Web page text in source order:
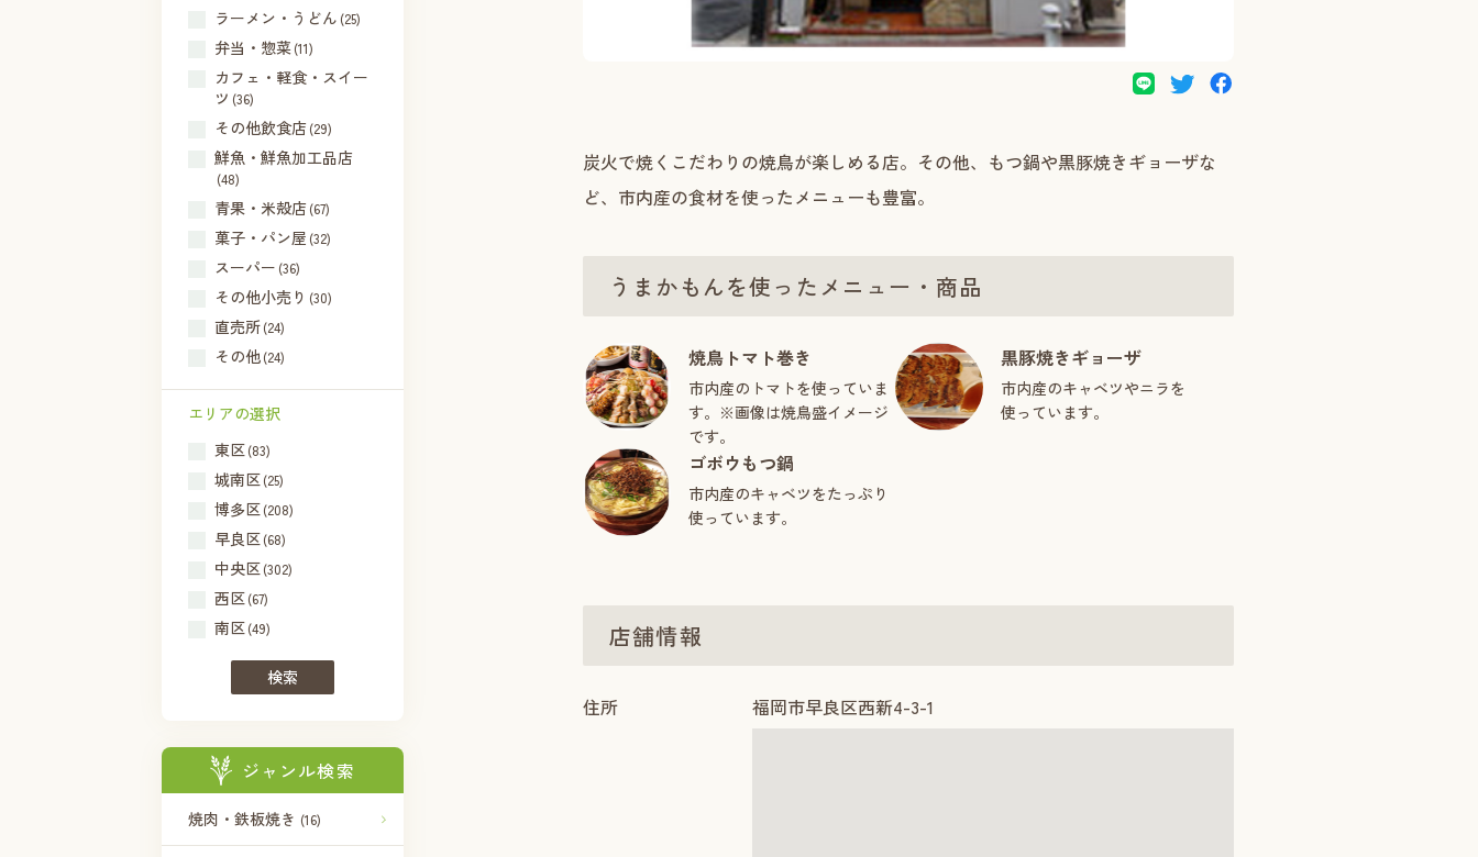
ラーメン・うどん (25)
弁当・惣菜(11)
カフェ・軽食・スイー
ツ (36)
その他飲食店(29)
鮮魚・鮮魚加工品店
(48)
青果・米殻店(67)
菓子・パン屋 (32)
スーパー (36)
その他小売り (30)
直売所(24)
その他(24)
エリアの選択
東区(83)
城南区(25)
博多区(208)
早良区(68)
中央区(302)
西区(67)
南区(49)
検索
ジャンル検索
焼肉・鉄板焼き (16)
炭火で焼くこだわりの焼鳥が楽しめる店。その他、もつ鍋や黒豚焼きギョーザな
ど、市内産の食材を使ったメニューも豊富。
うまかもんを使ったメニュー・商品
焼鳥トマト巻き
市内産のトマトを使っていま
す。※画像は焼鳥盛イメージ
です。
黒豚焼きギョーザ
市内産のキャベツやニラを
使っています。
ゴボウもつ鍋
市内産のキャベツをたっぷり
使っています。
店舗情報
住所 福岡市早良区西新4-3-1